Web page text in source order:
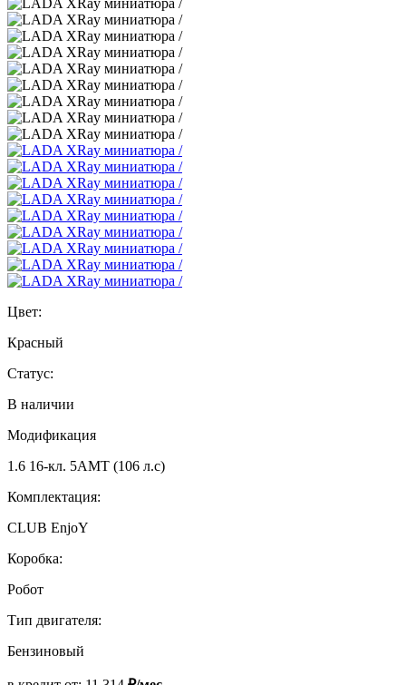
Цвет:
Красный
Статус:
В наличии
Модификация
1.6 16-кл. 5АМТ (106 л.с)
Комплектация:
CLUB EnjoY
Коробка:
Робот
Тип двигателя:
Бензиновый